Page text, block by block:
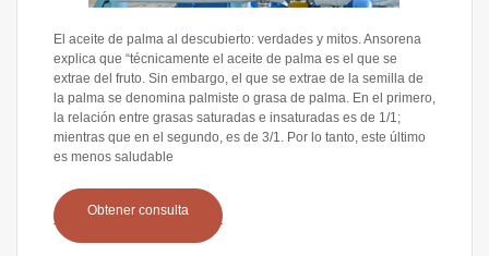
El aceite de palma al descubierto: verdades y mitos. Ansorena
explica que “técnicamente el aceite de palma es el que se
extrae del fruto. Sin embargo, el que se extrae de la semilla de
la palma se denomina palmiste o grasa de palma. En el primero,
la relación entre grasas saturadas e insaturadas es de 1/1;
mientras que en el segundo, es de 3/1. Por lo tanto, este último
es menos saludable
Obtener consulta